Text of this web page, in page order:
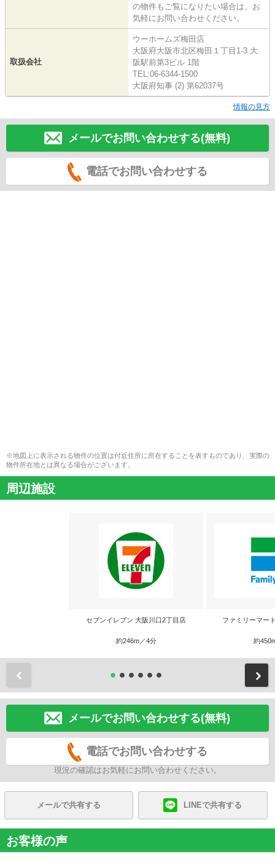
の物件もご覧になりたい場合は、お
気軽にお問い合わせください。
取扱会社
ウーホームズ梅田店
大阪府大阪市北区梅田１丁目1-3 大
阪駅前第3ビル 1階
TEL:06-6344-1500
大阪府知事 (2) 第62037号
情報の見方
メールでお問い合わせする(無料)
電話でお問い合わせする
※地図上に表示される物件の位置は付近住所に所在することを表すものであり、実際の
物件所在地とは異なる場合がございます。
周辺施設
セブンイレブン 大阪川口2丁目店
約246m／4分
ファミリーマー
約
メールでお問い合わせする(無料)
電話でお問い合わせする
現況の確認はお気軽にお問い合わせください。
メールで共有する LINEで共有する
お客様の声